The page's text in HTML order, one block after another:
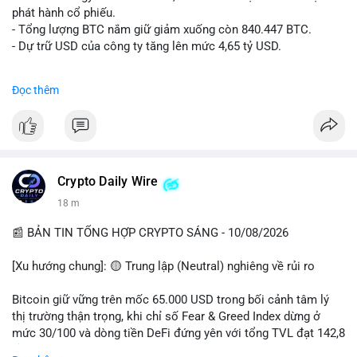
ngang.
• Tin tức quốc tế: Hedge funds trên CME chuyển sang vị thế
Long Bitcoin; Standard Chartered dự báo LINK đạt 200 USD
14/08; ra mắt các chiến dịch airdrop và cuộc thi trading.
💡 NHẬN ĐỊNH & KHUYẾN NGHỊ
các quỹ phòng hộ sang vị thế Long là tín hiệu tích cực ngầm,
nhưng biến động ngắn hạn vẫn cao.
• Khuyến nghị: Cẩn trọng với các lệnh Long/Short khi Bitcoin
chưa thoát khỏi vùng giá hiện tại. Theo dõi sát các tin tức về
phát hành cổ phiếu.
- Tổng lượng BTC nắm giữ giảm xuống còn 840.447 BTC.
- Dự trữ USD của công ty tăng lên mức 4,65 tỷ USD.
📰 Nguồn: CoinDesk
Đọc thêm
Crypto Daily Wire
18 m
📰 BẢN TIN TỔNG HỢP CRYPTO SÁNG - 10/08/2026
[Xu hướng chung]: 🟡 Trung lập (Neutral) nghiêng về rủi ro
Bitcoin giữ vững trên mốc 65.000 USD trong bối cảnh tâm lý
thị trường thận trọng, khi chỉ số Fear & Greed Index dừng ở
mức 30/100 và dòng tiền DeFi đứng yên với tổng TVL đạt 142,8